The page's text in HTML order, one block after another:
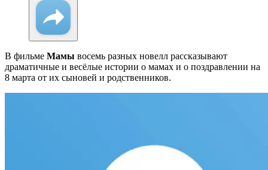
В фильме Мамы восемь разных новелл рассказывают
драматичные и весёлые истории о мамах и о поздравлении на
8 марта от их сыновей и родственников.